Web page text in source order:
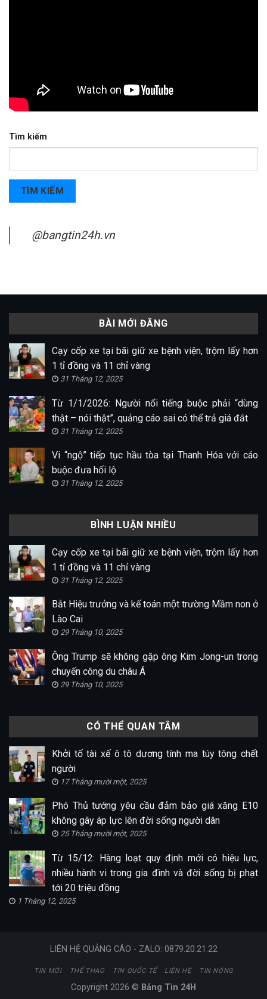
Tìm kiếm
TÌM KIẾM
@bangtin24h.vn
BÀI MỚI ĐĂNG
Cạy cốp xe tại bãi giữ xe bệnh viện, trộm lấy hơn
1 tỉ đồng và 11 chỉ vàng
31 Tháng 12, 2025
Từ 1/1/2026: Người nổi tiếng buộc phải “dùng
thật – nói thật”, quảng cáo sai có thể trả giá đắt
31 Tháng 12, 2025
Vi “ngộ” tiếp tục hầu tòa tại Thanh Hóa với cáo
buộc đưa hối lộ
31 Tháng 12, 2025
BÌNH LUẬN NHIỀU
Cạy cốp xe tại bãi giữ xe bệnh viện, trộm lấy hơn
1 tỉ đồng và 11 chỉ vàng
31 Tháng 12, 2025
Bắt Hiệu trưởng và kế toán một trường Mầm non ở
Lào Cai
29 Tháng 10, 2025
Ông Trump sẽ không gặp ông Kim Jong-un trong
chuyến công du châu Á
29 Tháng 10, 2025
CÓ THỂ QUAN TÂM
Khởi tố tài xế ô tô dương tính ma túy tông chết
người
17 Tháng mười một, 2025
Phó Thủ tướng yêu cầu đảm bảo giá xăng E10
không gây áp lực lên đời sống người dân
25 Tháng mười một, 2025
Từ 15/12: Hàng loạt quy định mới có hiệu lực,
nhiều hành vi trong gia đình và đời sống bị phạt
tới 20 triệu đồng
1 Tháng 12, 2025
LIÊN HỆ QUẢNG CÁO - ZALO: 0879.20.21.22
TIN MỚI THỂ THAO TIN QUỐC TẾ LIÊN HỆ TIN NÓNG
Copyright 2026 © Bảng Tin 24H